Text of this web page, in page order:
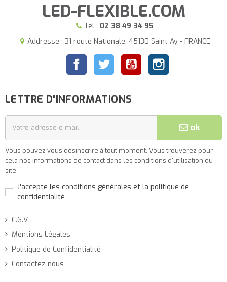
LED-FLEXIBLE.COM
Tel : 02 38 49 34 95
Addresse : 31 route Nationale, 45130 Saint Ay - FRANCE
FacebookTwitter YouTubeInstagram
LETTRE D'INFORMATIONS
ok
Vous pouvez vous désinscrire à tout moment. Vous trouverez pour
cela nos informations de contact dans les conditions d'utilisation du
site.
J'accepte les conditions générales et la politique de
confidentialité
C.G.V.
Mentions Légales
Politique de Confidentialité
Contactez-nous